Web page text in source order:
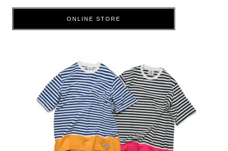
ONLINE STORE